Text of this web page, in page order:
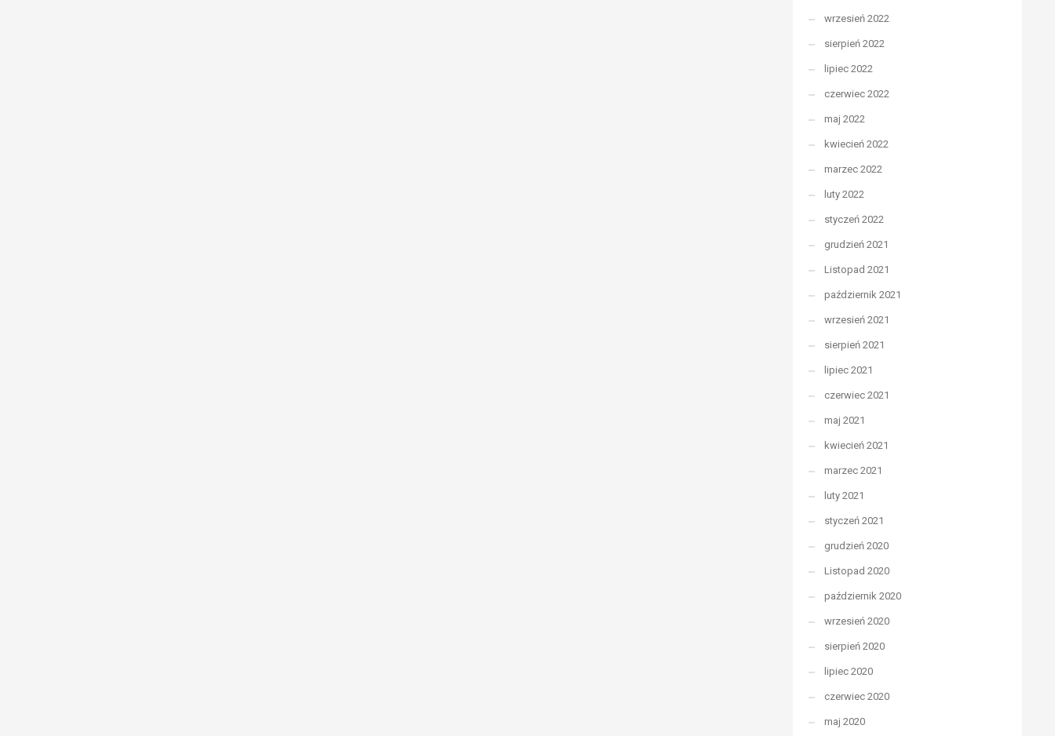
wrzesień 2022
sierpień 2022
lipiec 2022
czerwiec 2022
maj 2022
kwiecień 2022
marzec 2022
luty 2022
styczeń 2022
grudzień 2021
Listopad 2021
październik 2021
wrzesień 2021
sierpień 2021
lipiec 2021
czerwiec 2021
maj 2021
kwiecień 2021
marzec 2021
luty 2021
styczeń 2021
grudzień 2020
Listopad 2020
październik 2020
wrzesień 2020
sierpień 2020
lipiec 2020
czerwiec 2020
maj 2020